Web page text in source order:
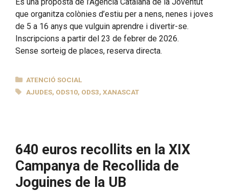
que organitza colònies d’estiu per a nens, nenes i joves
de 5 a 16 anys que vulguin aprendre i divertir-se.
Inscripcions a partir del 23 de febrer de 2026.
Sense sorteig de places, reserva directa.
CATEGORIES
ATENCIÓ SOCIAL
ETIQUETES
AJUDES, ODS10, ODS3,XANASCAT
640 euros recollits en la XIX
Campanya de Recollida de
Joguines de la UB